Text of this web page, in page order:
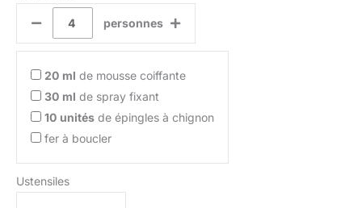
personnes
20 ml de mousse coiffante
30 ml de spray fixant
10 unités de épingles à chignon
fer à boucler
Ustensiles